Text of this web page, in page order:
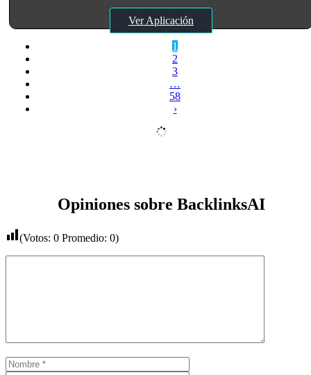
Ver Aplicación
1
2
3
…
58
›
Opiniones sobre BacklinksAI
(Votos: 0 Promedio: 0)
Nombre